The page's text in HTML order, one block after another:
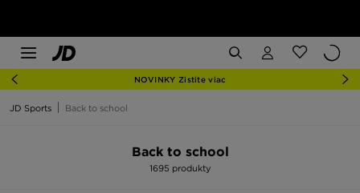
NOVINKY Zistite viac
JD Sports Back to school
Back to school
1695 produkty